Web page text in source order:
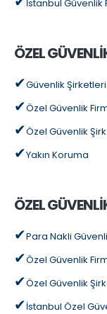
İstanbul Güvenlik
ÖZEL
Güvenlik
Özel Güvenlik
Özel Güvenlik
Yakın Koruma
ÖZEL
Para Nakli
Özel Güvenlik
Özel Güvenlik
İstanbul Özel